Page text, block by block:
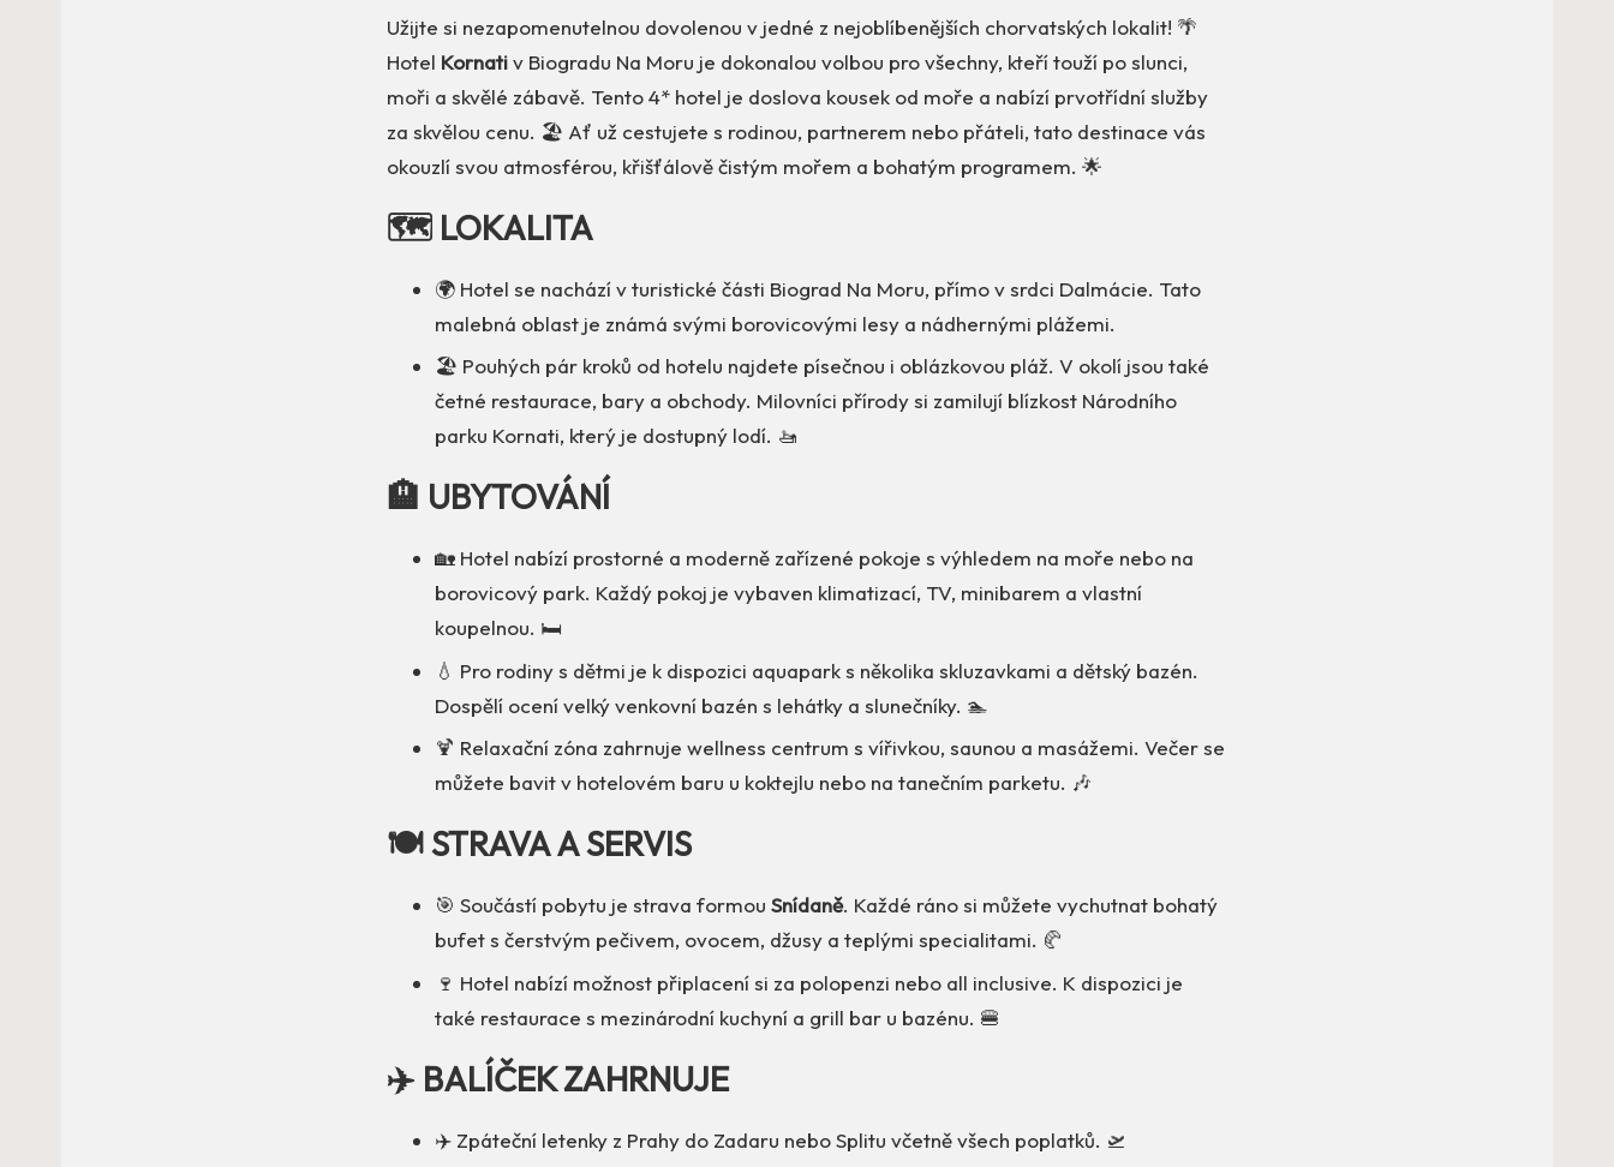
Užijte si nezapomenutelnou dovolenou v jedné z nejoblíbenějších chorvatských lokalit! 🌴
Hotel Kornativ Biogradu Na Moru je dokonalou volbou pro všechny, kteří touží po slunci,
moři a skvělé zábavě. Tento 4* hotel je doslova kousek od moře a nabízí prvotřídní služby
za skvělou cenu. 🏖️ Ať už cestujete s rodinou, partnerem nebo přáteli, tato destinace vás
okouzlí svou atmosférou, křišťálově čistým mořem a bohatým programem. 🌟
🗺️ LOKALITA
🌍 Hotel se nachází v turistické části Biograd Na Moru, přímo v srdci Dalmácie. Tato
malebná oblast je známá svými borovicovými lesy a nádhernými plážemi.
🏖️ Pouhých pár kroků od hotelu najdete písečnou i oblázkovou pláž. V okolí jsou také
četné restaurace, bary a obchody. Milovníci přírody si zamilují blízkost Národního
parku Kornati, který je dostupný lodí. 🚤
🏨 UBYTOVÁNÍ
🏡 Hotel nabízí prostorné a moderně zařízené pokoje s výhledem na moře nebo na
borovicový park. Každý pokoj je vybaven klimatizací, TV, minibarem a vlastní
koupelnou. 🛏️
💧 Pro rodiny s dětmi je k dispozici aquapark s několika skluzavkami a dětský bazén.
Dospělí ocení velký venkovní bazén s lehátky a slunečníky. 🏊
🍹 Relaxační zóna zahrnuje wellness centrum s vířivkou, saunou a masážemi. Večer se
můžete bavit v hotelovém baru u koktejlu nebo na tanečním parketu. 🎶
🍽️ STRAVA A SERVIS
🎯 Součástí pobytu je strava formou Snídaně. Každé ráno si můžete vychutnat bohatý
bufet s čerstvým pečivem, ovocem, džusy a teplými specialitami. 🥐
🍷 Hotel nabízí možnost připlacení si za polopenzi nebo all inclusive. K dispozici je
také restaurace s mezinárodní kuchyní a grill bar u bazénu. 🍔
✈️ BALÍČEK ZAHRNUJE
✈️ Zpáteční letenky z Prahy do Zadaru nebo Splitu včetně všech poplatků. 🛫